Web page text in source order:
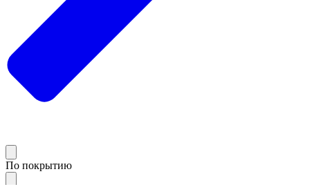
По покрытию